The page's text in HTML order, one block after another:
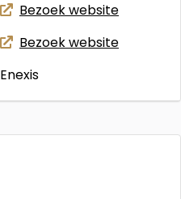
Bezoek website
Bezoek website
Enexis